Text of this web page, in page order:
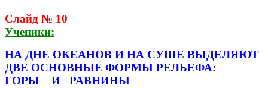
Слайд № 10
Ученики:
НА ДНЕ ОКЕАНОВ И НА СУШЕ ВЫДЕЛЯЮТ
ДВЕ ОСНОВНЫЕ ФОРМЫ РЕЛЬЕФА:
ГОРЫ И РАВНИНЫ